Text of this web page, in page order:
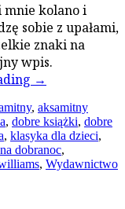
mnie kolano i
sobie z upałami,
znaki na
wpis.
→
, aksamitny
, dobre książki, dobre
, klasyka dla dzieci,
na dobranoc,
, Wydawnictwo